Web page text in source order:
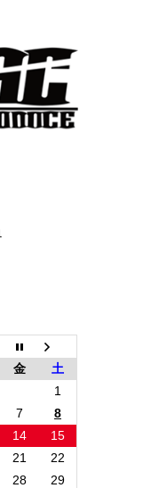
金
土
1
7
8
14
15
21
22
28
29